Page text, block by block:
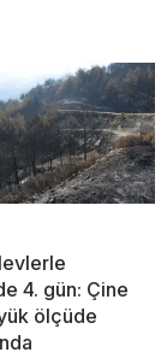
4. gün: Çine
ölçüde